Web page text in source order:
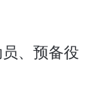
、预备役